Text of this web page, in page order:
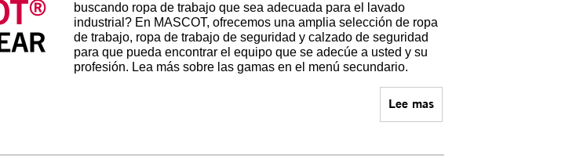
buscando ropa de trabajo que sea adecuada para el lavado
industrial? En MASCOT, ofrecemos una amplia selección de ropa
de trabajo, ropa de trabajo de seguridad y calzado de seguridad
para que pueda encontrar el equipo que se adecúe a usted y su
profesión. Lea más sobre las gamas en el menú secundario.
Lee mas